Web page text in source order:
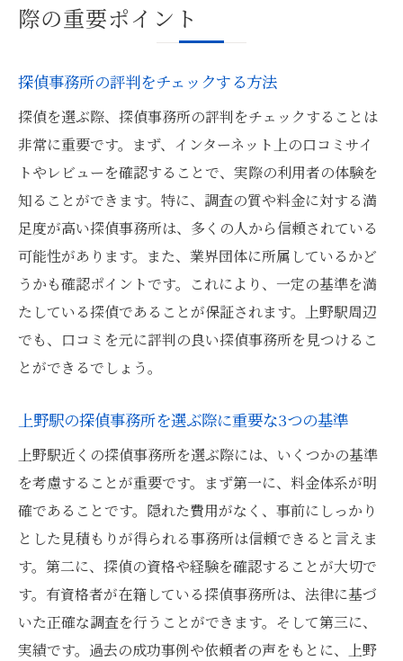
事例
上野駅での探偵選び成功事例からの学び
際の重要ポイント
探偵事務所の評判をチェックする方法
探偵を選ぶ際、探偵事務所の評判をチェックすることは
非常に重要です。まず、インターネット上の口コミサイ
トやレビューを確認することで、実際の利用者の体験を
知ることができます。特に、調査の質や料金に対する満
足度が高い探偵事務所は、多くの人から信頼されている
可能性があります。また、業界団体に所属しているかど
うかも確認ポイントです。これにより、一定の基準を満
たしている探偵であることが保証されます。上野駅周辺
でも、口コミを元に評判の良い探偵事務所を見つけるこ
とができるでしょう。
上野駅の探偵事務所を選ぶ際に重要な3つの基準
上野駅近くの探偵事務所を選ぶ際には、いくつかの基準
を考慮することが重要です。まず第一に、料金体系が明
確であることです。隠れた費用がなく、事前にしっかり
とした見積もりが得られる事務所は信頼できると言えま
す。第二に、探偵の資格や経験を確認することが大切で
す。有資格者が在籍している探偵事務所は、法律に基づ
いた正確な調査を行うことができます。そして第三に、
実績です。過去の成功事例や依頼者の声をもとに、上野